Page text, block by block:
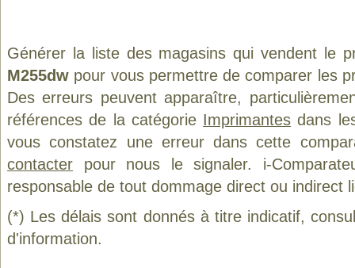
Générer la liste des magasins qui vendent le
M255dw pour vous permettre de comparer les
Des erreurs peuvent apparaître,
références de la catégorie Imprimantes dans
vous constatez une erreur dans cette
contacter pour nous le signaler. i-
responsable de tout dommage direct ou indirect
(*) Les délais sont donnés à titre indicatif,
d'information.